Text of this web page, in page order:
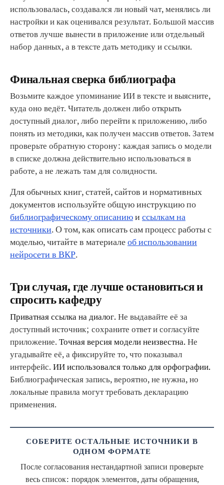
использовалась, создавался ли новый чат, менялись ли
настройки и как оценивался результат. Большой массив
ответов лучше вынести в приложение или отдельный
набор данных, а в тексте дать методику и ссылки.
Финальная сверка библиографа
Возьмите каждое упоминание ИИ в тексте и выясните,
куда оно ведёт. Читатель должен либо открыть
доступный диалог, либо перейти к приложению, либо
понять из методики, как получен массив ответов. Затем
проверьте обратную сторону: каждая запись о модели
в списке должна действительно использоваться в
работе, а не лежать там для солидности.
Для обычных книг, статей, сайтов и нормативных
документов используйте общую инструкцию по
библиографическому описаниюи ссылкам на
источники. О том, как описать сам процесс работы с
моделью, читайте в материалеоб использовании
нейросети в ВКР.
Три случая, где лучше остановиться и
спросить кафедру
Приватная ссылка на диалог. Не выдавайте её за
доступный источник; сохраните ответ и согласуйте
приложение. Точная версия модели неизвестна. Не
угадывайте её, а фиксируйте то, что показывал
интерфейс. ИИ использовался только для орфографии.
Библиографическая запись, вероятно, не нужна, но
локальные правила могут требовать декларацию
применения.
СОБЕРИТЕ ОСТАЛЬНЫЕ ИСТОЧНИКИ В
ОДНОМ ФОРМАТЕ
После согласования нестандартной записи проверьте
весь список: порядок элементов, даты обращения,